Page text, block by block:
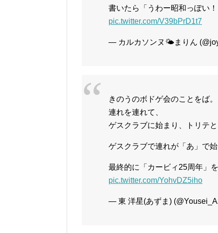
書いたら「うわー昭和っぽい
pic.twitter.com/V39bPrD1t7
— カルカソンヌ🌤️まりん
きのうのボドゲ会のことをば。
連れを連れて、
ゲスクラブに始まり、トリテ
ゲスクラブで連れが「あ」で
最終的に「カービィ25周年」
pic.twitter.com/YohvDZ5iho
— 東 洋星(あずま)